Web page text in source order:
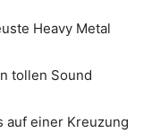
Heavy Metal
tollen Sound
auf einer Kreuzung